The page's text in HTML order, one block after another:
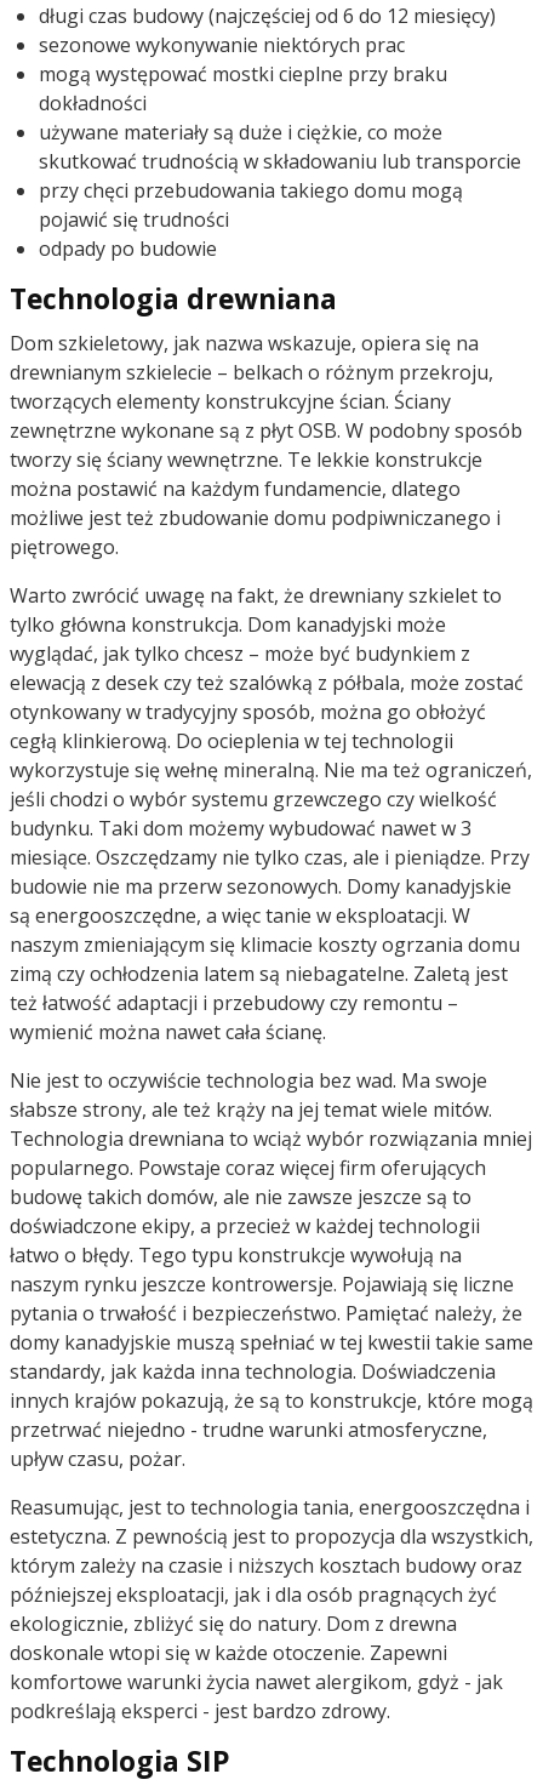
długi czas budowy (najczęściej od 6 do 12 miesięcy)
sezonowe wykonywanie niektórych prac
mogą występować mostki cieplne przy braku
dokładności
używane materiały są duże i ciężkie, co może
skutkować trudnością w składowaniu lub transporcie
przy chęci przebudowania takiego domu mogą
pojawić się trudności
odpady po budowie
Technologia drewniana
Dom szkieletowy, jak nazwa wskazuje, opiera się na
drewnianym szkielecie – belkach o różnym przekroju,
tworzących elementy konstrukcyjne ścian. Ściany
zewnętrzne wykonane są z płyt OSB. W podobny sposób
tworzy się ściany wewnętrzne. Te lekkie konstrukcje
można postawić na każdym fundamencie, dlatego
możliwe jest też zbudowanie domu podpiwniczanego i
piętrowego.
Warto zwrócić uwagę na fakt, że drewniany szkielet to
tylko główna konstrukcja. Dom kanadyjski może
wyglądać, jak tylko chcesz – może być budynkiem z
elewacją z desek czy też szalówką z półbala, może zostać
otynkowany w tradycyjny sposób, można go obłożyć
cegłą klinkierową. Do ocieplenia w tej technologii
wykorzystuje się wełnę mineralną. Nie ma też ograniczeń,
jeśli chodzi o wybór systemu grzewczego czy wielkość
budynku. Taki dom możemy wybudować nawet w 3
miesiące. Oszczędzamy nie tylko czas, ale i pieniądze. Przy
budowie nie ma przerw sezonowych. Domy kanadyjskie
są energooszczędne, a więc tanie w eksploatacji. W
naszym zmieniającym się klimacie koszty ogrzania domu
zimą czy ochłodzenia latem są niebagatelne. Zaletą jest
też łatwość adaptacji i przebudowy czy remontu –
wymienić można nawet cała ścianę.
Nie jest to oczywiście technologia bez wad. Ma swoje
słabsze strony, ale też krąży na jej temat wiele mitów.
Technologia drewniana to wciąż wybór rozwiązania mniej
popularnego. Powstaje coraz więcej firm oferujących
budowę takich domów, ale nie zawsze jeszcze są to
doświadczone ekipy, a przecież w każdej technologii
łatwo o błędy. Tego typu konstrukcje wywołują na
naszym rynku jeszcze kontrowersje. Pojawiają się liczne
pytania o trwałość i bezpieczeństwo. Pamiętać należy, że
domy kanadyjskie muszą spełniać w tej kwestii takie same
standardy, jak każda inna technologia. Doświadczenia
innych krajów pokazują, że są to konstrukcje, które mogą
przetrwać niejedno - trudne warunki atmosferyczne,
upływ czasu, pożar.
Reasumując, jest to technologia tania, energooszczędna i
estetyczna. Z pewnością jest to propozycja dla wszystkich,
którym zależy na czasie i niższych kosztach budowy oraz
późniejszej eksploatacji, jak i dla osób pragnących żyć
ekologicznie, zbliżyć się do natury. Dom z drewna
doskonale wtopi się w każde otoczenie. Zapewni
komfortowe warunki życia nawet alergikom, gdyż - jak
podkreślają eksperci - jest bardzo zdrowy.
Technologia SIP